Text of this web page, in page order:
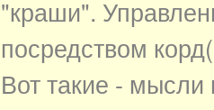
"краши".
посредством
Вот такие -